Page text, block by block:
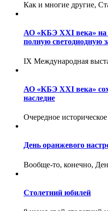
Как и многие другие,
АО «КБЭ XXI века» на
полную
IX Международная
АО «КБЭ XXI века»
наследие
Очередное
День оранжевого
Вообще-то, конечно,
Столетний юбилей